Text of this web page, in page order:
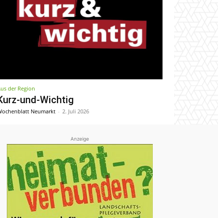
der Region
und-Wichtig
Neumarkt - 2. Juli 2026
Anzeige